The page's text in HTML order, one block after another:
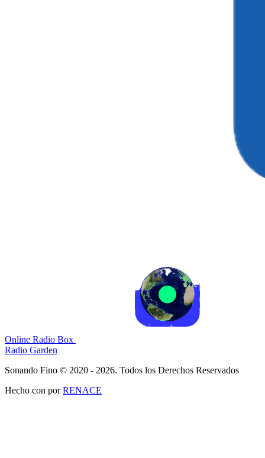
Online Radio Box
Radio Garden
Sonando Fino © 2020 - 2026. Todos los Derechos Reservados
Hecho con porRENACE